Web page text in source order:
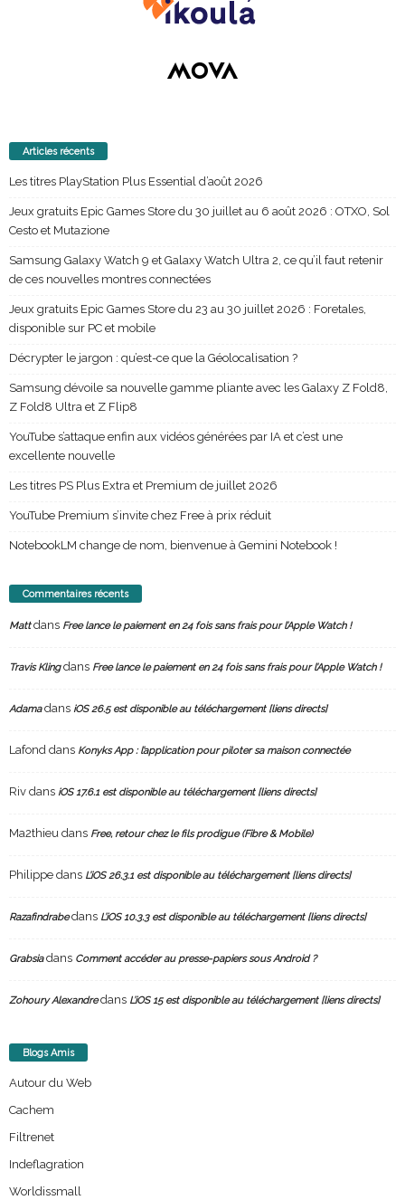
Articles récents
Les titres PlayStation Plus Essential d’août 2026
Jeux gratuits Epic Games Store du 30 juillet au 6 août 2026 : OTXO, Sol
Cesto et Mutazione
Samsung Galaxy Watch 9 et Galaxy Watch Ultra 2, ce qu’il faut retenir
de ces nouvelles montres connectées
Jeux gratuits Epic Games Store du 23 au 30 juillet 2026 : Foretales,
disponible sur PC et mobile
Décrypter le jargon : qu’est-ce que la Géolocalisation ?
Samsung dévoile sa nouvelle gamme pliante avec les Galaxy Z Fold8,
Z Fold8 Ultra et Z Flip8
YouTube s’attaque enfin aux vidéos générées par IA et c’est une
excellente nouvelle
Les titres PS Plus Extra et Premium de juillet 2026
YouTube Premium s’invite chez Free à prix réduit
NotebookLM change de nom, bienvenue à Gemini Notebook !
Commentaires récents
Mattdans Free lance le paiement en 24 fois sans frais pour l’Apple Watch !
Travis Klingdans Free lance le paiement en 24 fois sans frais pour l’Apple Watch !
Adamadans iOS 26.5 est disponible au téléchargement [liens directs]
Lafond dans Konyks App : l’application pour piloter sa maison connectée
Riv dans iOS 17.6.1 est disponible au téléchargement [liens directs]
Ma2thieu dans Free, retour chez le fils prodigue (Fibre & Mobile)
Philippe dans L’iOS 26.3.1 est disponible au téléchargement [liens directs]
Razafindrabedans L’iOS 10.3.3 est disponible au téléchargement [liens directs]
Grabsiadans Comment accéder au presse-papiers sous Android ?
Zohoury Alexandredans L’iOS 15 est disponible au téléchargement [liens directs]
Blogs Amis
Autour du Web
Cachem
Filtrenet
Indeflagration
Worldissmall